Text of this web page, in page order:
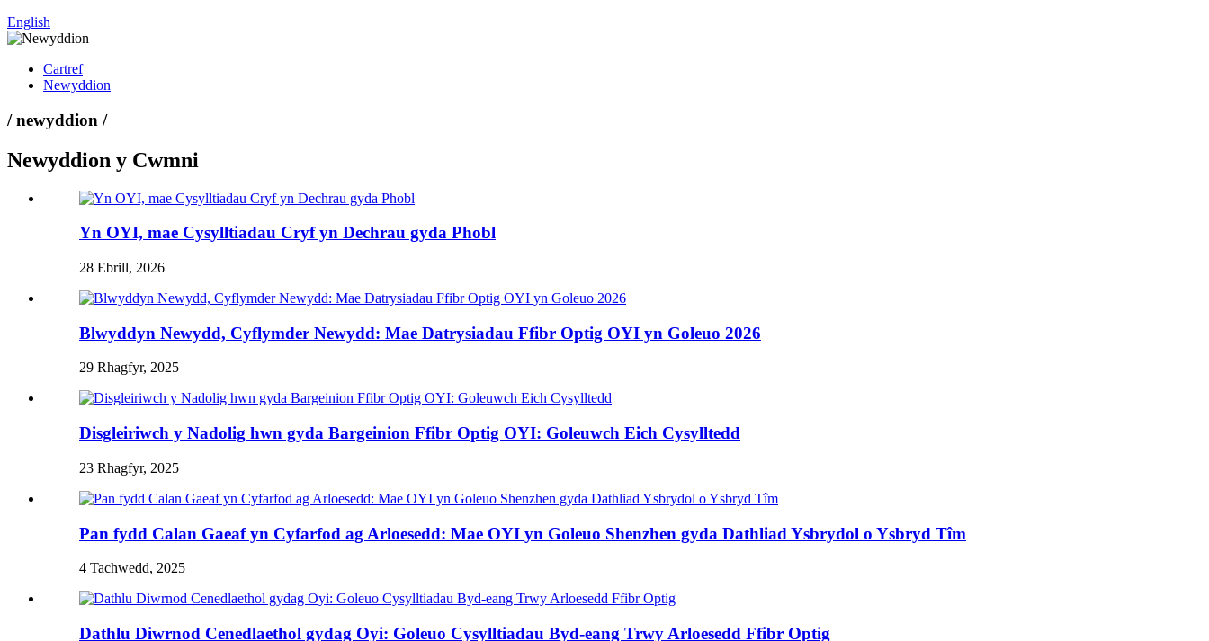
English
Cartref
Newyddion
/ newyddion /
Newyddion y Cwmni
Yn OYI, mae Cysylltiadau Cryf yn Dechrau gyda Phobl
28 Ebrill, 2026
Blwyddyn Newydd, Cyflymder Newydd: Mae Datrysiadau Ffibr Optig OYI yn Goleuo 2026
29 Rhagfyr, 2025
Disgleiriwch y Nadolig hwn gyda Bargeinion Ffibr Optig OYI: Goleuwch Eich Cysylltedd
23 Rhagfyr, 2025
Pan fydd Calan Gaeaf yn Cyfarfod ag Arloesedd: Mae OYI yn Goleuo Shenzhen gyda Dathliad Ysbrydol o Ysbryd Tîm
4 Tachwedd, 2025
Dathlu Diwrnod Cenedlaethol gydag Oyi: Goleuo Cysylltiadau Byd-eang Trwy Arloesedd Ffibr Optig